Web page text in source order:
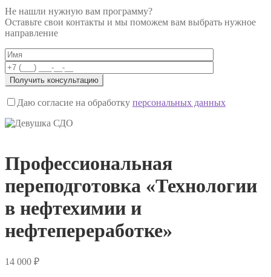
Не нашли нужную вам программу?
Оставьте свои контакты и мы поможем вам выбрать нужное
направление
Даю согласие на обработку персональных данных
Профессиональная
переподготовка «Технологии
в нефтехимии и
нефтепереработке»
14 000 ₽